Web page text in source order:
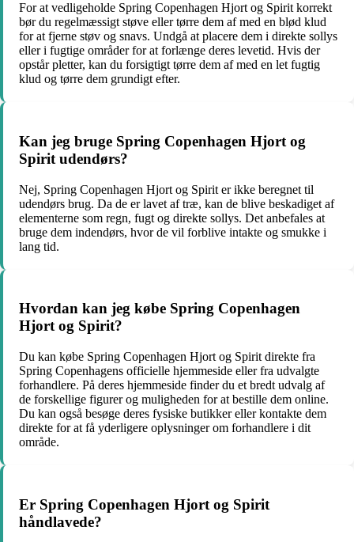
For at vedligeholde Spring Copenhagen Hjort og Spirit korrekt
bør du regelmæssigt støve eller tørre dem af med en blød klud
for at fjerne støv og snavs. Undgå at placere dem i direkte sollys
eller i fugtige områder for at forlænge deres levetid. Hvis der
opstår pletter, kan du forsigtigt tørre dem af med en let fugtig
klud og tørre dem grundigt efter.
Kan jeg bruge Spring Copenhagen Hjort og
Spirit udendørs?
Nej, Spring Copenhagen Hjort og Spirit er ikke beregnet til
udendørs brug. Da de er lavet af træ, kan de blive beskadiget af
elementerne som regn, fugt og direkte sollys. Det anbefales at
bruge dem indendørs, hvor de vil forblive intakte og smukke i
lang tid.
Hvordan kan jeg købe Spring Copenhagen
Hjort og Spirit?
Du kan købe Spring Copenhagen Hjort og Spirit direkte fra
Spring Copenhagens officielle hjemmeside eller fra udvalgte
forhandlere. På deres hjemmeside finder du et bredt udvalg af
de forskellige figurer og muligheden for at bestille dem online.
Du kan også besøge deres fysiske butikker eller kontakte dem
direkte for at få yderligere oplysninger om forhandlere i dit
område.
Er Spring Copenhagen Hjort og Spirit
håndlavede?